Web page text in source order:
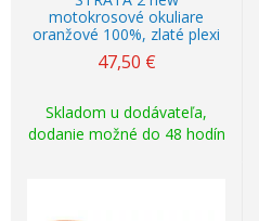
motokrosové okuliare
oranžové 100%, zlaté plexi
47,50 €
Skladom u dodávateľa,
dodanie možné do 48 hodín